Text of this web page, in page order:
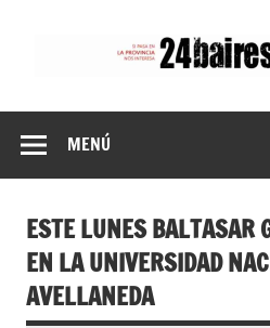
MENÚ
ESTE LUNES BALTASAR
EN LA UNIVERSIDAD
AVELLANEDA